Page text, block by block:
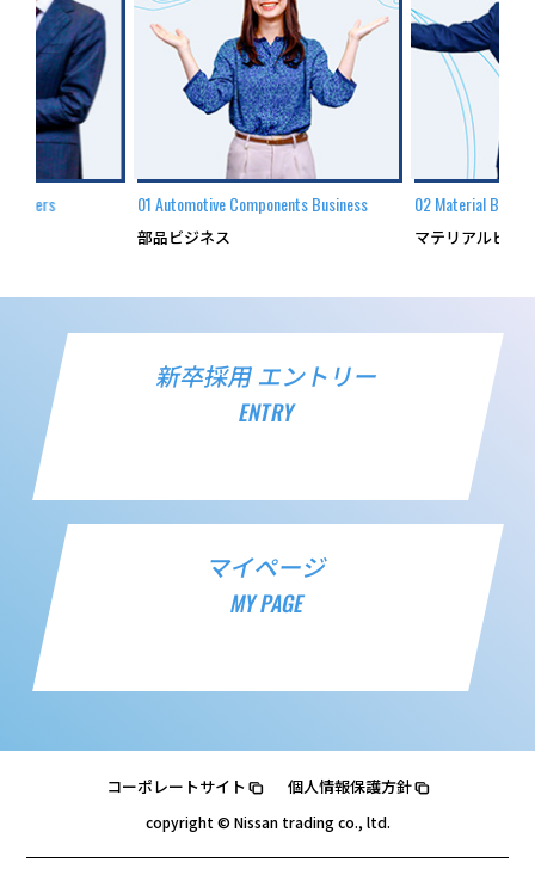
01 Automotive Components Business
部品ビジネス
02 Material
マテリアルビジ
新卒採用 エントリー
ENTRY
マイページ
MY PAGE
コーポレートサイト 個人情報保護方針
copyright © Nissan trading co., ltd.